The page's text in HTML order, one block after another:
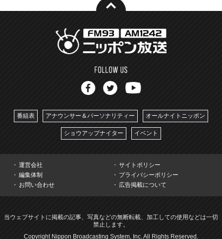
番組表 アナウンサー＆パーソナリティー オールナイトニッポン
ショウアップナイター イベント
運営会社
サイトポリシー
編集体制
プライバシーポリシー
お問い合わせ
広告掲載について
当ウェブサイトに掲載の記事、写真などの無断転載、加工しての使用などは一切
禁止します。
Copyright Nippon Broadcasting System, Inc. All Rights Reserved.